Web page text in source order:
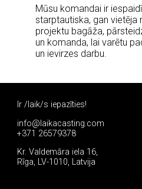
Portfolio
Mūsu komandai ir
starptautiska, gan vietēja
projektu bagāža,
un komanda, lai varētu
un ievirzes darbu.
Ir /laik/s iepazīties!
info@laikacasting.com
+371 26579378
Kr. Valdemāra iela 16,
Rīga, LV-1010, Latvija